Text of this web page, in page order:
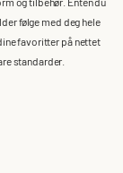
følge med deg hele
favoritter på nettet
standarder.